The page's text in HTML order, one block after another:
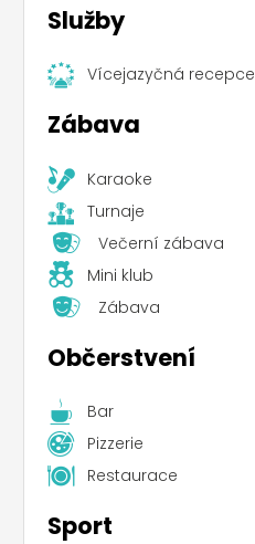
Služby
Vícejazyčná recepce
Zábava
Karaoke
Turnaje
Večerní zábava
Mini klub
Zábava
Občerstvení
Bar
Pizzerie
Restaurace
Sport